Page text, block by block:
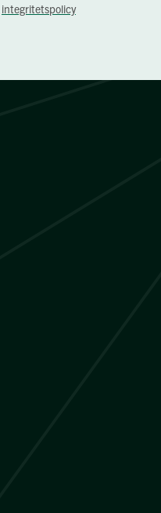
integritetspolicy